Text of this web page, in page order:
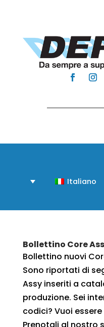
Italiano
Bollettino Core
Bollettino nuovi
Sono riportati di
Assy inseriti a
produzione. Sei
codici? Vuoi